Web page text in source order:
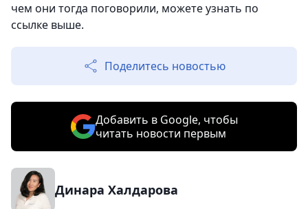
чем они тогда поговорили, можете узнать по
ссылке выше.
Поделитесь новостью
Добавить в Google, чтобы
читать новости первым
Динара Халдарова